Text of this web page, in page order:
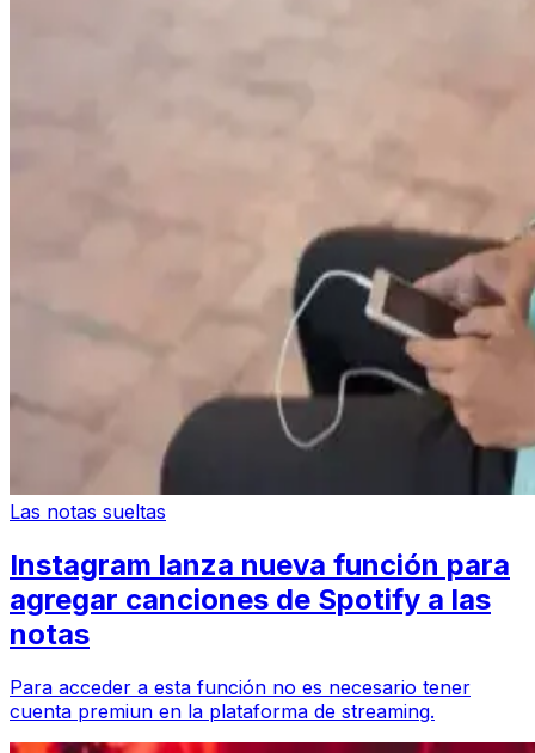
Las notas sueltas
Instagram lanza nueva función para
agregar canciones de Spotify a las
notas
Para acceder a esta función no es necesario tener
cuenta premiun en la plataforma de streaming.